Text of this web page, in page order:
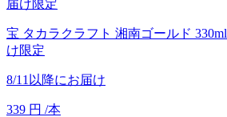
宝 タカラクラフト 湘南ゴールド
け限定
8/11以降にお届け
339 円 /本